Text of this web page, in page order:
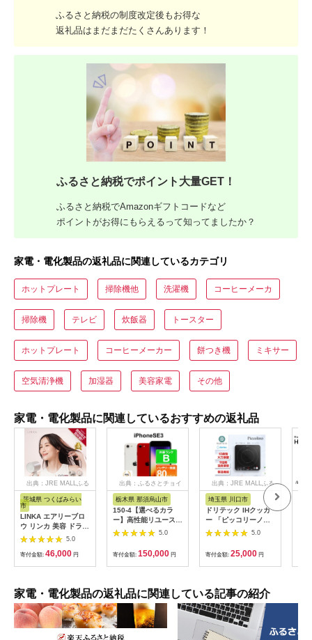
ふるさと納税の制度改定後もお得な
返礼品はまだまだたくさんあります！
ふるさと納税でポイント大量GET！
ふるさと納税でAmazonギフトコードなど
ポイントがお得にもらえるって知ってましたか？
家電・電化製品の返礼品に関連しているカテゴリ
ホットプレート 掃除機他 洗濯機 コーヒーメーカ
掃除機 テレビ 炊飯器 トースター
ホットプレート コーヒーメーカー 餅つき機 ミキサー
空気清浄機 加湿器 美容家電 その他
家電・電化製品に関連しているおすすめの返礼品
出典：JRE MALLふる
さと納税
茨城県 つくばみらい
市
LINKA エアリーブロ
ウ リンカ 美容 ドライ
ヤー ヘアケア 髪 エス
テ ギフト ラッピング
贈呈品 プレゼント 母
の日 母の日準備 母の
5.0
寄付金額: 46,000 円
出典：ふるさとチョイ
栃木県 那須烏山市
150-4【選べるカラ
ー】高性能リユース
スマホ Apple
iPhoneSE 3 128GB
SIMロック解除済 本
体のみ ｜ 中古 再生品
本体 端末
5.0
寄付金額: 150,000 円
出典：JRE MALLふる
さと納税
埼玉県 川口市
ドリテック IHクッカ
ー 「ピッコリーノ」
ブラック DI-
217BK【1642626】
5.0
寄付金額: 25,000 円
家電・電化製品の返礼品に関連している記事の紹介